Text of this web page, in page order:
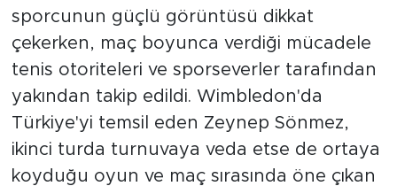
sporcunun güçlü görüntüsü dikkat
çekerken, maç boyunca verdiği mücadele
tenis otoriteleri ve sporseverler tarafından
yakından takip edildi. Wimbledon'da
Türkiye'yi temsil eden Zeynep Sönmez,
ikinci turda turnuvaya veda etse de ortaya
koyduğu oyun ve maç sırasında öne çıkan